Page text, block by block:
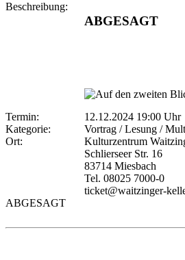
Beschreibung:
ABGESAGT
Termin:
12.12.2024 19:00 Uhr
Kategorie:
Vortrag / Lesung /
Ort:
Kulturzentrum
Schlierseer Str. 16
83714 Miesbach
Tel. 08025 7000-0
ticket@waitzinger-
ABGESAGT